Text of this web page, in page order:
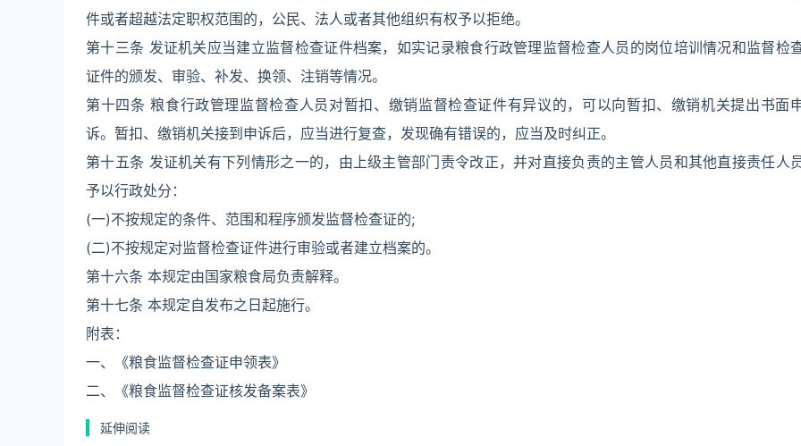
件或者超越法定职权范围的，公民、法人或者其他组织有权予以拒绝。
第十三条 发证机关应当建立监督检查证件档案，如实记录粮食行政管理监督检查人员的岗位培训情况和监督检
证件的颁发、审验、补发、换领、注销等情况。
第十四条 粮食行政管理监督检查人员对暂扣、缴销监督检查证件有异议的，可以向暂扣、缴销机关提出书面
诉。暂扣、缴销机关接到申诉后，应当进行复查，发现确有错误的，应当及时纠正。
第十五条 发证机关有下列情形之一的，由上级主管部门责令改正，并对直接负责的主管人员和其他直接责任人
予以行政处分：
(一)不按规定的条件、范围和程序颁发监督检查证的;
(二)不按规定对监督检查证件进行审验或者建立档案的。
第十六条 本规定由国家粮食局负责解释。
第十七条 本规定自发布之日起施行。
附表：
一、《粮食监督检查证申领表》
二、《粮食监督检查证核发备案表》
延伸阅读